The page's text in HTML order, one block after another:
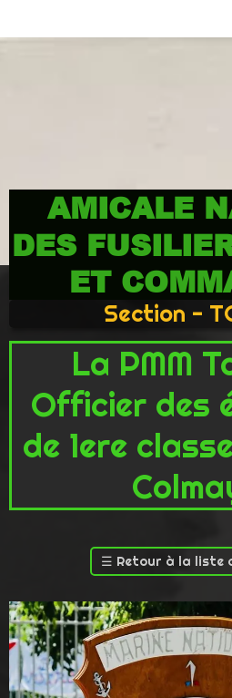
AMICALE
DES
ET
Section -
La PMM
Officier des
de 1ere
☰ Retour à la liste